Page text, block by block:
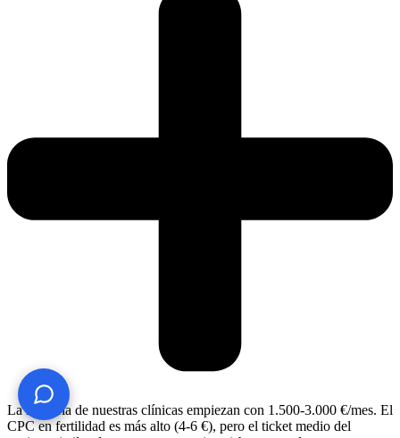
La mayoría de nuestras clínicas empiezan con 1.500-3.000 €/mes. El
CPC en fertilidad es más alto (4-6 €), pero el ticket medio del